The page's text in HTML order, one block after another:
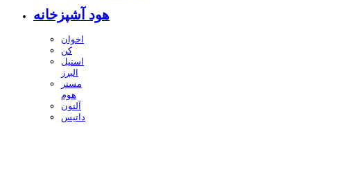
هود آشپزخانه
اخوان
کن
استیل
البرز
مستر
هوم
آلتون
داتیس